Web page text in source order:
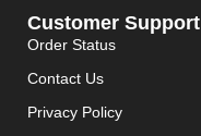
Customer Support
Order Status
Contact Us
Privacy Policy